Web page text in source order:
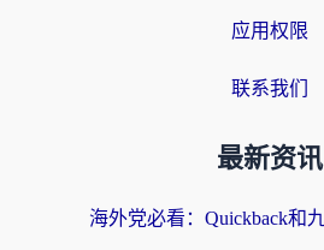
应用权限
联系我们
最新资讯